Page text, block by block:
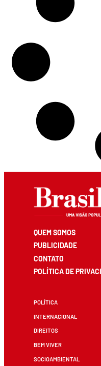
QUEM SOMOS
PUBLICIDADE
CONTATO
POLÍTICA DE
POLÍTICA
INTERNACIONAL
DIREITOS
BEM VIVER
SOCIOAMBIENTAL